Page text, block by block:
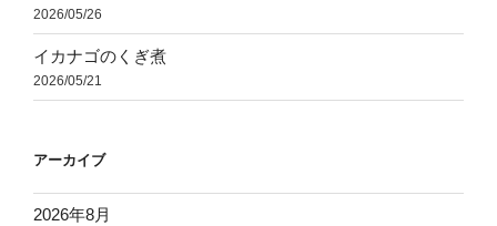
2026/05/26
イカナゴのくぎ煮
2026/05/21
アーカイブ
2026年8月